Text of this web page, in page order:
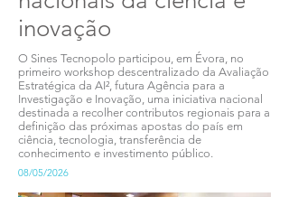
inovação
O Sines Tecnopolo participou, em Évora, no
primeiro workshop descentralizado da Avaliação
Estratégica da AI², futura Agência para a
Investigação e Inovação, uma iniciativa nacional
destinada a recolher contributos regionais para a
definição das próximas apostas do país em
ciência, tecnologia, transferência de
conhecimento e investimento público.
08/05/2026